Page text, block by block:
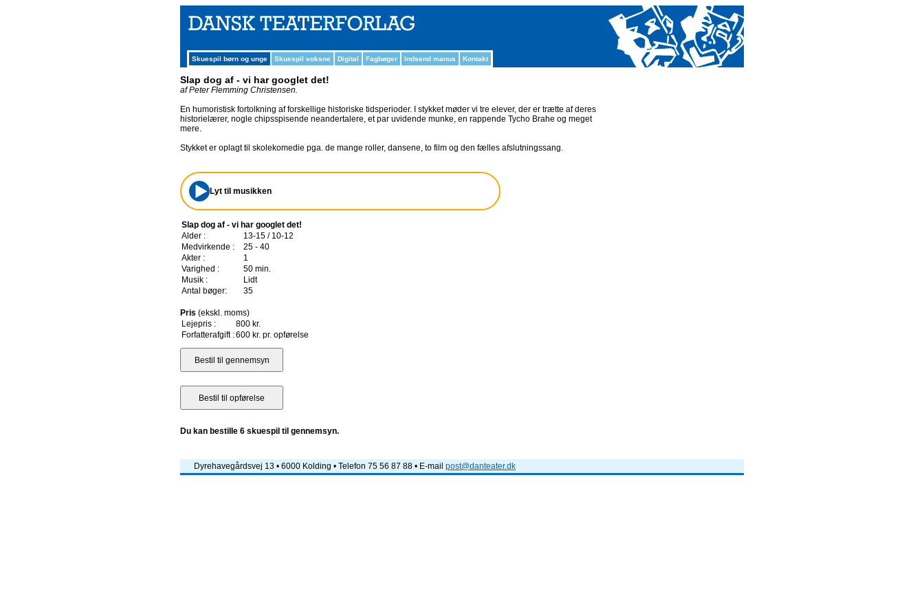
Skuespil børn og unge Skuespil voksne Digital Fagbøger Indsend manus Kontakt
Slap dog af - vi har googlet det!
af Peter Flemming Christensen.
En humoristisk fortolkning af forskellige historiske tidsperioder. I stykket møder vi tre elever, der er trætte af deres
historielærer, nogle chipsspisende neandertalere, et par uvidende munke, en rappende Tycho Brahe og meget
mere.
Stykket er oplagt til skolekomedie pga. de mange roller, dansene, to film og den fælles afslutningssang.
Lyt til musikken
Slap dog af - vi har googlet det!
Alder :
13-15 / 10-12
Medvirkende :
25 - 40
Akter :
1
Varighed :
50 min.
Musik :
Lidt
Antal bøger:
35
Pris (ekskl. moms)
Lejepris :
800 kr.
Forfatterafgift :600 kr. pr. opførelse
Du kan bestille 6 skuespil til gennemsyn.
Dyrehavegårdsvej 13 • 6000 Kolding • Telefon 75 56 87 88 • E-mail post@danteater.dk